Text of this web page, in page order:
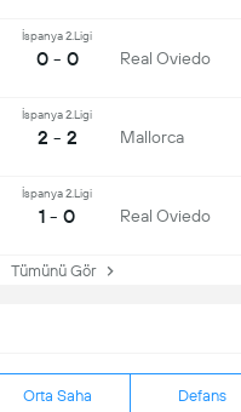
Orta Saha Defans
İspanya 2.Ligi
0 - 0 Real Oviedo
İspanya 2.Ligi
2 - 2 Mallorca
İspanya 2.Ligi
1 - 0 Real Oviedo
Tümünü Gör